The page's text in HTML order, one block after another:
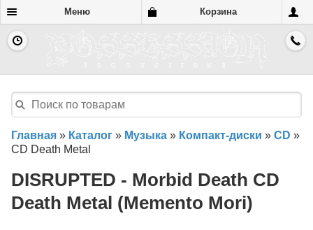
Меню Корзина
Главная » Каталог » Музыка » Компакт-диски » CD »
CD Death Metal
DISRUPTED - Morbid Death CD
Death Metal (Memento Mori)